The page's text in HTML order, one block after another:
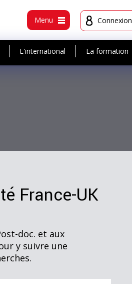
Menu Connexion
L'international La formation
France-UK
doc. et aux
y suivre une